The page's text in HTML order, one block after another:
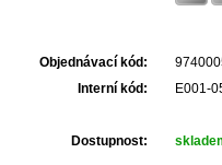
Objednávací kód:
Interní kód:
E001-
Dostupnost: